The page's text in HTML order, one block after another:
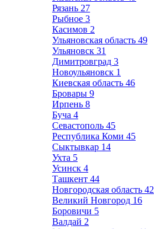
Рязань 27
Рыбное 3
Касимов 2
Ульяновская область 49
Ульяновск 31
Димитровград 3
Новоульяновск 1
Киевская область 46
Бровары 9
Ирпень 8
Буча 4
Севастополь 45
Республика Коми 45
Сыктывкар 14
Ухта 5
Усинск 4
Ташкент 44
Новгородская область 42
Великий Новгород 16
Боровичи 5
Валдай 2